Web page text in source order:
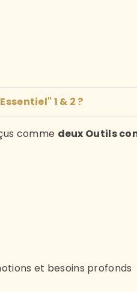
1 & 2 ?
comme deux Outils
et besoins profonds